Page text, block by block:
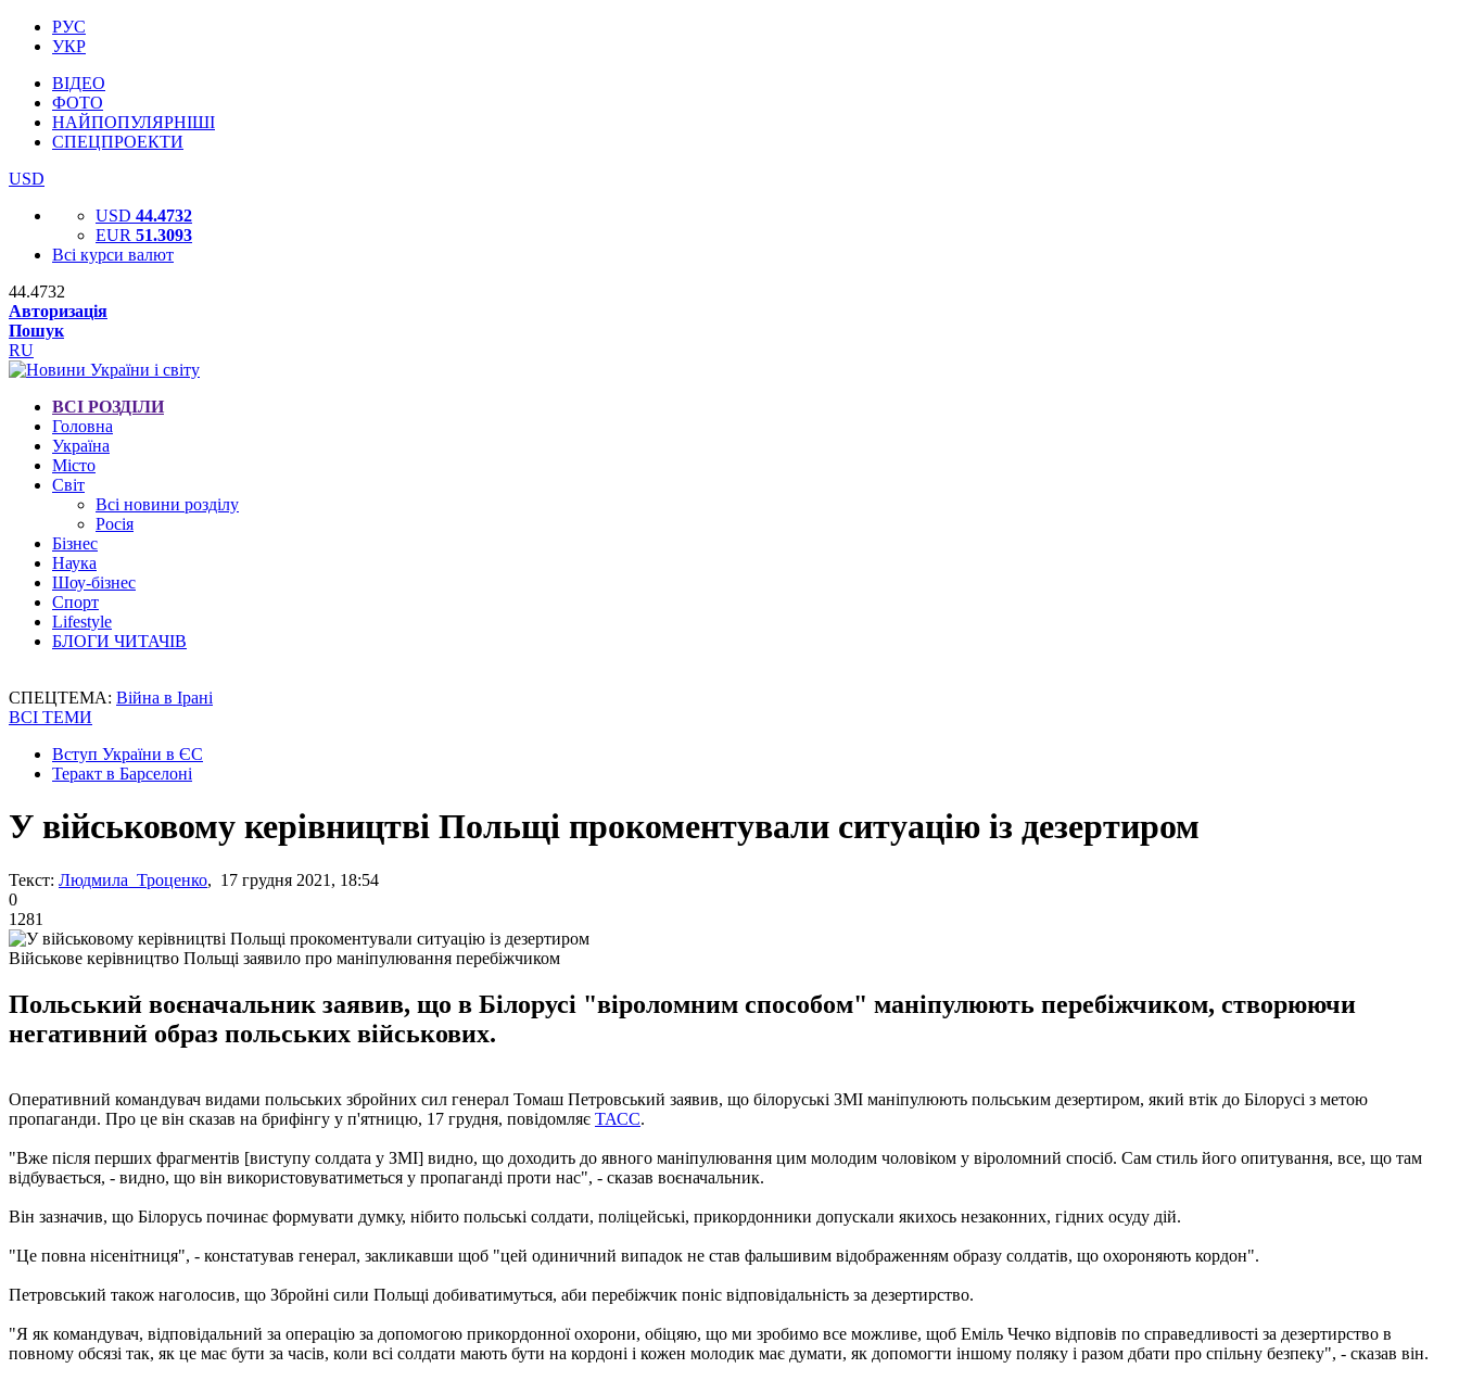
РУС
УКР
ВІДЕО
ФОТО
НАЙПОПУЛЯРНІШІ
СПЕЦПРОЕКТИ
USD
USD 44.4732
EUR 51.3093
Всі курси валют
44.4732
Авторизація
Пошук
RU
ВСІ РОЗДІЛИ
Головна
Україна
Місто
Світ
Всі новини розділу
Росія
Бізнес
Наука
Шоу-бізнес
Спорт
Lifestyle
БЛОГИ ЧИТАЧІВ
СПЕЦТЕМА: Війна в Ірані
ВСІ ТЕМИ
Вступ України в ЄС
Теракт в Барселоні
У військовому керівництві Польщі прокоментували ситуацію із дезертиром
Текст: Людмила Троценко, 17 грудня 2021, 18:54
0
1281
Військове керівництво Польщі заявило про маніпулювання перебіжчиком
Польський воєначальник заявив, що в Білорусі "віроломним способом" маніпулюють перебіжчиком, створюючи
негативний образ польських військових.
Оперативний командувач видами польських збройних сил генерал Томаш Петровський заявив, що білоруські ЗМІ маніпулюють польським дезертиром, який втік до Білорусі з метою
пропаганди. Про це він сказав на брифінгу у п'ятницю, 17 грудня, повідомляє ТАСС.
"Вже після перших фрагментів [виступу солдата у ЗМІ] видно, що доходить до явного маніпулювання цим молодим чоловіком у віроломний спосіб. Сам стиль його опитування, все, що там
відбувається, - видно, що він використовуватиметься у пропаганді проти нас", - сказав воєначальник.
Він зазначив, що Білорусь починає формувати думку, нібито польські солдати, поліцейські, прикордонники допускали якихось незаконних, гідних осуду дій.
"Це повна нісенітниця", - констатував генерал, закликавши щоб "цей одиничний випадок не став фальшивим відображенням образу солдатів, що охороняють кордон".
Петровський також наголосив, що Збройні сили Польщі добиватимуться, аби перебіжчик поніс відповідальність за дезертирство.
"Я як командувач, відповідальний за операцію за допомогою прикордонної охорони, обіцяю, що ми зробимо все можливе, щоб Еміль Чечко відповів по справедливості за дезертирство в
повному обсязі так, як це має бути за часів, коли всі солдати мають бути на кордоні і кожен молодик має думати, як допомогти іншому поляку і разом дбати про спільну безпеку", - сказав він.